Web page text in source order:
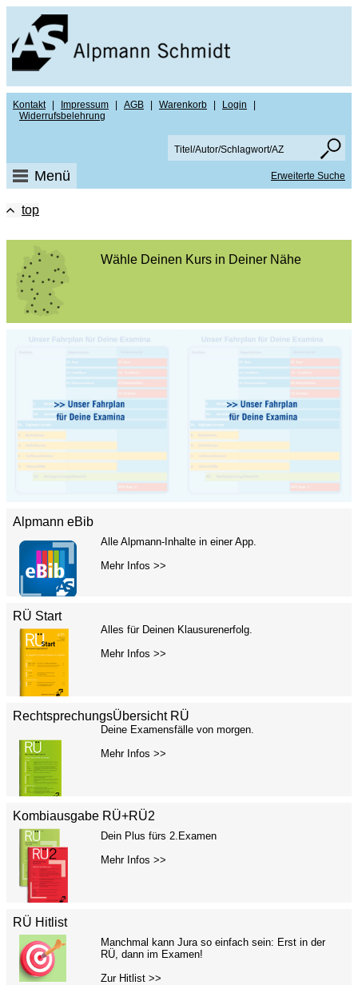
Kontakt Impressum AGB Warenkorb Login
Widerrufsbelehrung
Menü Erweiterte Suche
top
Wähle Deinen Kurs in Deiner Nähe
Alpmann eBib
Alle Alpmann-Inhalte in einer App.
Mehr Infos >>
RÜ Start
Alles für Deinen Klausurenerfolg.
Mehr Infos >>
RechtsprechungsÜbersicht RÜ
Deine Examensfälle von morgen.
Mehr Infos >>
Kombiausgabe RÜ+RÜ2
Dein Plus fürs 2.Examen
Mehr Infos >>
RÜ Hitlist
Manchmal kann Jura so einfach sein: Erst in der
RÜ, dann im Examen!
Zur Hitlist >>